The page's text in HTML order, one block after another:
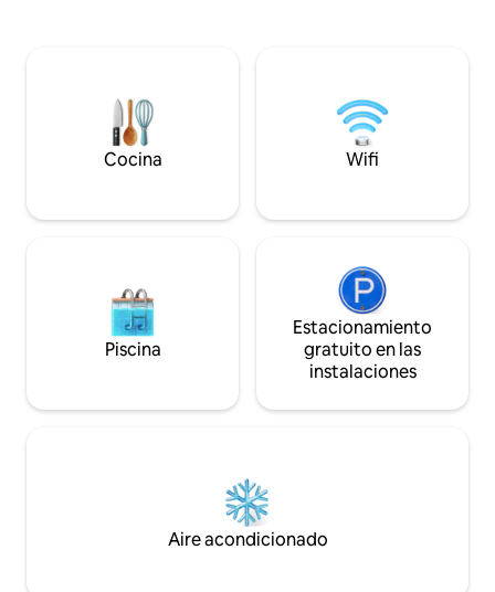
Cocina Wifi
Piscina
Estacionamiento
gratuito en las
instalaciones
Aire acondicionado